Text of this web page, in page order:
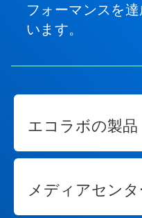
フォーマンスを
います。
エコラボの製品
メディアセンタ